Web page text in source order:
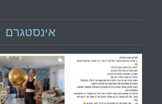
אינסטגרם